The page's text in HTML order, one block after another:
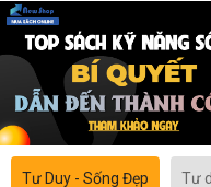
Tư Duy - Sống Đẹp Tư